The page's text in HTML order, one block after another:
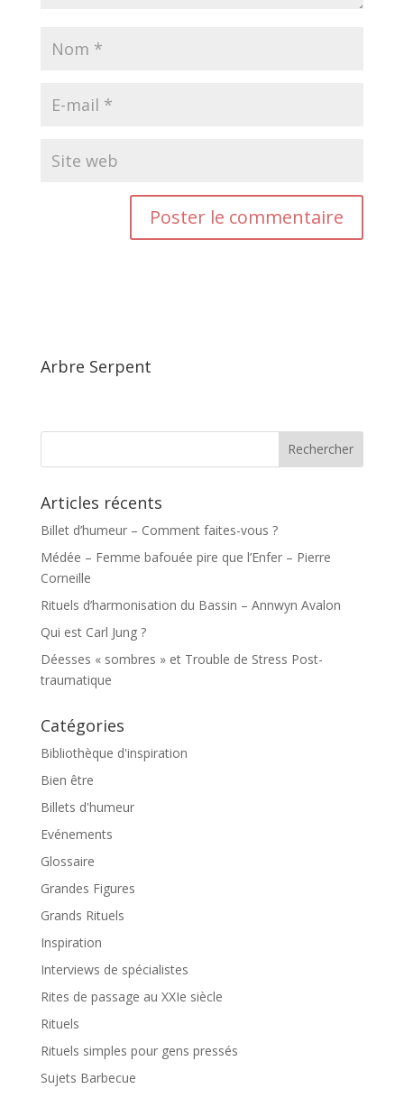
Arbre Serpent
Articles récents
Billet d’humeur – Comment faites-vous ?
Médée – Femme bafouée pire que l’Enfer – Pierre
Corneille
Rituels d’harmonisation du Bassin – Annwyn Avalon
Qui est Carl Jung ?
Déesses « sombres » et Trouble de Stress Post-
traumatique
Catégories
Bibliothèque d'inspiration
Bien être
Billets d'humeur
Evénements
Glossaire
Grandes Figures
Grands Rituels
Inspiration
Interviews de spécialistes
Rites de passage au XXIe siècle
Rituels
Rituels simples pour gens pressés
Sujets Barbecue